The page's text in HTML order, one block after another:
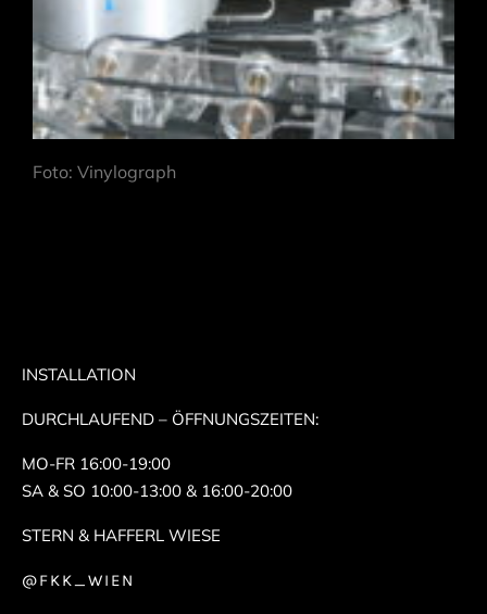
INSTALLATION
DURCHLAUFEND – ÖFFNUNGSZEITEN:
MO-FR 16:00-19:00
SA & SO 10:00-13:00 & 16:00-20:00
STERN & HAFFERL WIESE
@FKK_WIEN
Foto: Vinylograph